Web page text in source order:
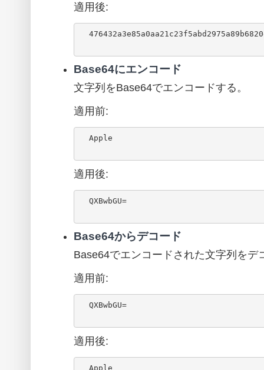
適用後:
  476432a3e85a0aa21c23f5abd2975a89b6820d63
Base64にエンコード
文字列をBase64でエンコードする。
適用前:
  Apple
適用後:
  QXBwbGU=
Base64からデコード
Base64でエンコードされた文字列をデ
適用前:
  QXBwbGU=
適用後:
  Apple